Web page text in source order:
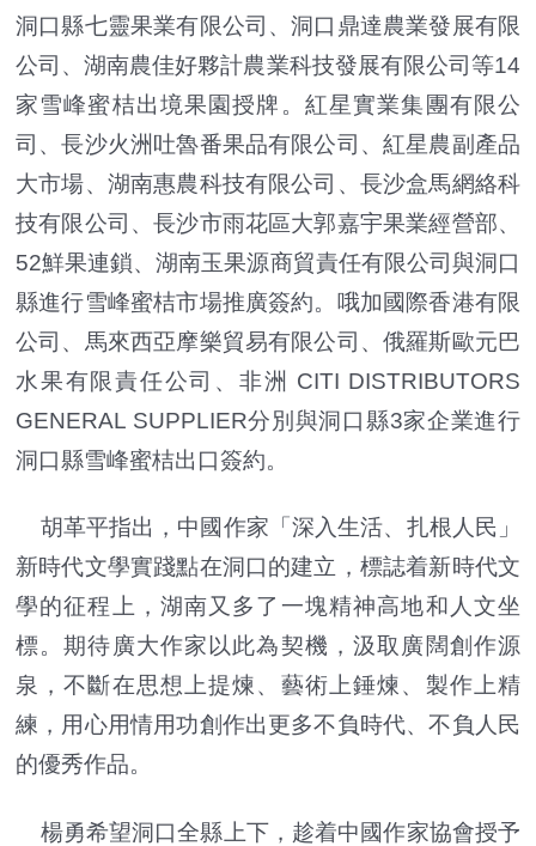
洞口縣七靈果業有限公司、洞口鼎達農業發展有限
公司、湖南農佳好夥計農業科技發展有限公司等14
家雪峰蜜桔出境果園授牌。紅星實業集團有限公
司、長沙火洲吐魯番果品有限公司、紅星農副產品
大市場、湖南惠農科技有限公司、長沙盒馬網絡科
技有限公司、長沙市雨花區大郭嘉宇果業經營部、
52鮮果連鎖、湖南玉果源商貿責任有限公司與洞口
縣進行雪峰蜜桔市場推廣簽約。哦加國際香港有限
公司、馬來西亞摩樂貿易有限公司、俄羅斯歐元巴
水果有限責任公司、非洲 CITI DISTRIBUTORS
GENERAL SUPPLIER分別與洞口縣3家企業進行
洞口縣雪峰蜜桔出口簽約。
胡革平指出，中國作家「深入生活、扎根人民」
新時代文學實踐點在洞口的建立，標誌着新時代文
學的征程上，湖南又多了一塊精神高地和人文坐
標。期待廣大作家以此為契機，汲取廣闊創作源
泉，不斷在思想上提煉、藝術上錘煉、製作上精
練，用心用情用功創作出更多不負時代、不負人民
的優秀作品。
楊勇希望洞口全縣上下，趁着中國作家協會授予